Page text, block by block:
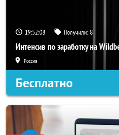
19:52:05 Получили:8
Интенсив по заработку на
Россия
Бесплатно